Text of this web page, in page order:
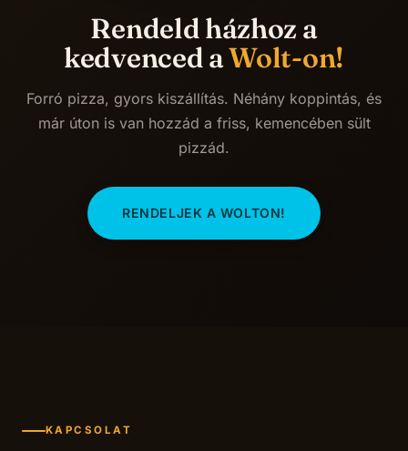
Rendeld házhoz a
kedvenced aWolt-on!
Forró pizza, gyors kiszállítás. Néhány koppintás, és
már úton is van hozzád a friss, kemencében sült
pizzád.
RENDELJEK A WOLTON!
KAPCSOLAT